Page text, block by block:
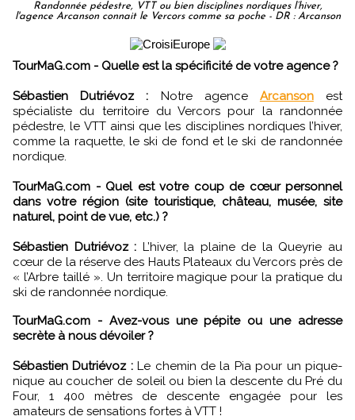
Randonnée pédestre, VTT ou bien disciplines nordiques l’hiver,
l'agence Arcanson connait le Vercors comme sa poche - DR : Arcanson
TourMaG.com - Quelle est la spécificité de votre agence ?
Sébastien Dutriévoz : Notre agence Arcansonest
spécialiste du territoire du Vercors pour la randonnée
pédestre, le VTT ainsi que les disciplines nordiques l’hiver,
comme la raquette, le ski de fond et le ski de randonnée
nordique.
TourMaG.com - Quel est votre coup de cœur personnel
dans votre région (site touristique, château, musée, site
naturel, point de vue, etc.) ?
Sébastien Dutriévoz : L’hiver, la plaine de la Queyrie au
cœur de la réserve des Hauts Plateaux du Vercors près de
« l’Arbre taillé ». Un territoire magique pour la pratique du
ski de randonnée nordique.
TourMaG.com - Avez-vous une pépite ou une adresse
secrète à nous dévoiler ?
Sébastien Dutriévoz :Le chemin de la Pia pour un pique-
nique au coucher de soleil ou bien la descente du Pré du
Four, 1 400 mètres de descente engagée pour les
amateurs de sensations fortes à VTT !